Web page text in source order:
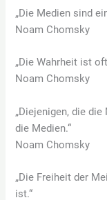
„Die Medien sind
Noam Chomsky
„Die Wahrheit ist
Noam Chomsky
„Diejenigen, die
die Medien.“
Noam Chomsky
„Die Freiheit der
ist.“